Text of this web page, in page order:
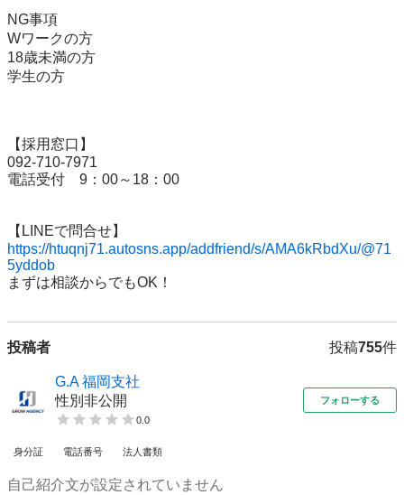
NG事項
Wワークの方
18歳未満の方
学生の方
【採用窓口】
092-710-7971
電話受付　9：00～18：00
https://htuqnj71.autosns.app/addfriend/s/AMA6kRbdXu/@71
5yddob
投稿者 投稿755件
G.A 福岡支社
性別非公開
0.0
フォローする
身分証 電話番号 法人書類
自己紹介文が設定されていません